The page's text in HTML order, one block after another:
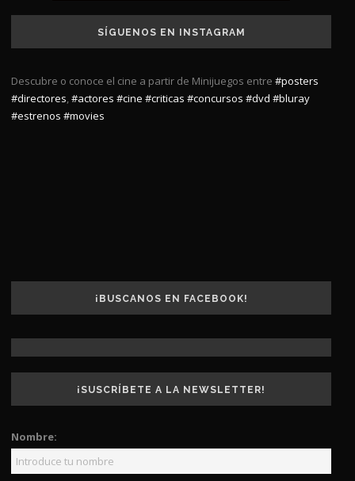
SÍGUENOS EN INSTAGRAM
Descubre o conoce el cine a partir de Minijuegos entre #posters
#directores,#actores #cine #criticas #concursos #dvd #bluray
#estrenos #movies
¡BUSCANOS EN FACEBOOK!
¡SUSCRÍBETE A LA NEWSLETTER!
Nombre: